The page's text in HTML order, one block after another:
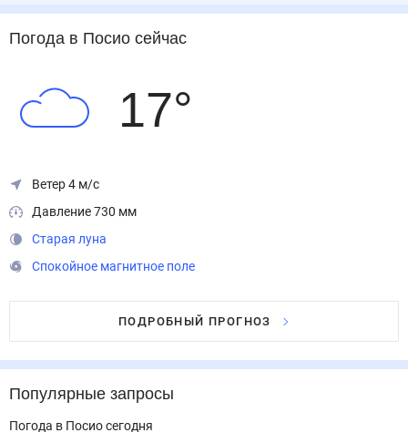
Погода в Посиосейчас
17°
Ветер 4 м/с
Давление 730 мм
Старая луна
Спокойное магнитное поле
ПОДРОБНЫЙ ПРОГНОЗ
Популярные запросы
Погода в Посио сегодня